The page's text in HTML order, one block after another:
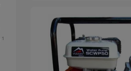
1